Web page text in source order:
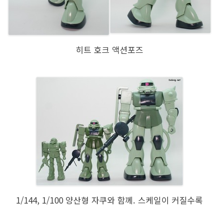
히트 호크 액션포즈
1/144, 1/100 양산형 자쿠와 함께. 스케일이 커질수록